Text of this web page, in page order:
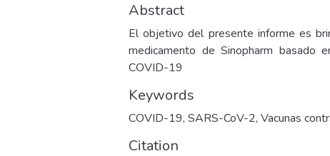
Abstract
El objetivo del presente informe es
medicamento de Sinopharm basado
COVID-19
Keywords
COVID-19, SARS-CoV-2, Vacunas
Citation